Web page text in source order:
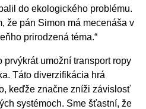
do ekologického problému.
že pán Simon má mecenáša v
prirodzená téma.“
prvýkrát umožní transport ropy
Táto diverzifikácia hrá
keďže značne zníži závislosť
systémoch. Sme šťastní, že